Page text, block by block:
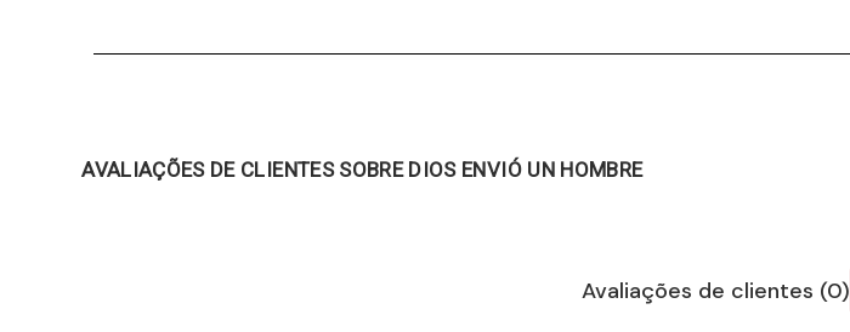
AVALIAÇÕES DE CLIENTES SOBRE DIOS ENVIÓ UN HOMBRE
Avaliações de clientes (0)